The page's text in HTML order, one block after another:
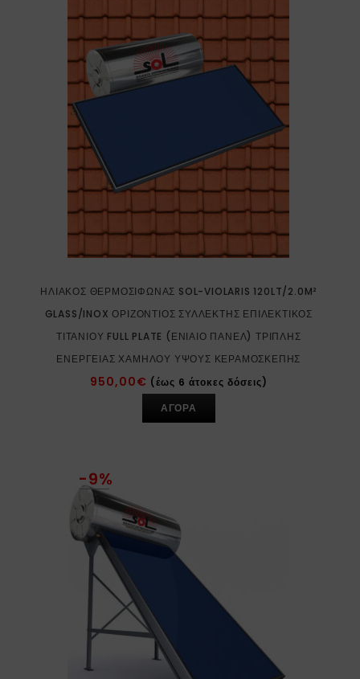
ΗΛΙΑΚΌΣ ΘΕΡΜΟΣΊΦΩΝΑΣ SOL-VIOLARIS 120LT/2.0M²
GLASS/INOX ΟΡΙΖΌΝΤΙΟΣ ΣΥΛΛΈΚΤΗΣ ΕΠΙΛΕΚΤΙΚΌΣ
ΤΙΤΑΝΊΟΥ FULL PLATE (ΕΝΙΑΊΟ ΠΆΝΕΛ) ΤΡΙΠΛΉΣ
ΕΝΈΡΓΕΙΑΣ ΧΑΜΗΛΟΎ ΎΨΟΥΣ ΚΕΡΑΜΟΣΚΕΠΉΣ
950,00€ (έως 6 άτοκες δόσεις)
ΑΓΟΡΑ
-9%